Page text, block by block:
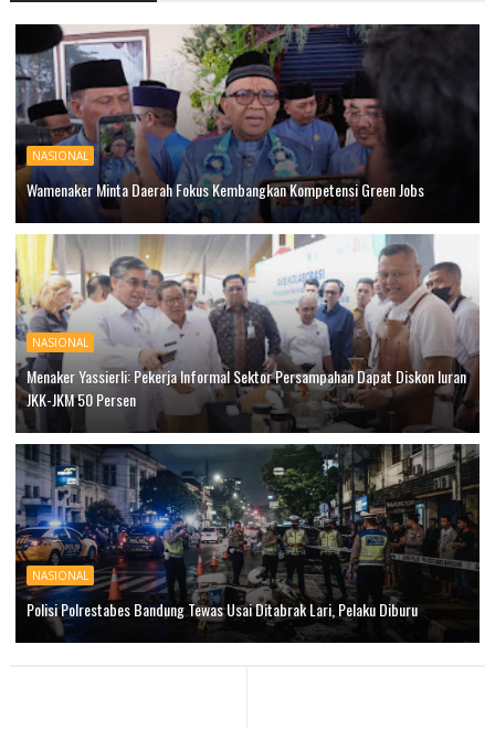
NASIONAL
Wamenaker Minta Daerah Fokus Kembangkan Kompetensi Green Jobs
NASIONAL
Menaker Yassierli: Pekerja Informal Sektor Persampahan Dapat Diskon Iuran
JKK-JKM 50 Persen
NASIONAL
Polisi Polrestabes Bandung Tewas Usai Ditabrak Lari, Pelaku Diburu